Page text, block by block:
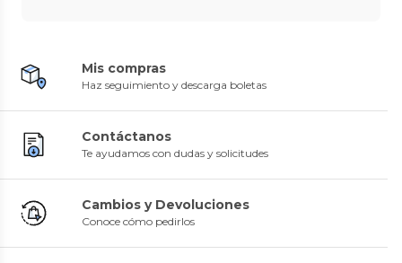
Mis compras
Haz seguimiento y descarga boletas
Contáctanos
Te ayudamos con dudas y solicitudes
Cambios y Devoluciones
Conoce cómo pedirlos